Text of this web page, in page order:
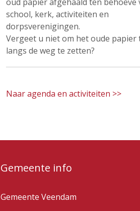
school, kerk, activiteiten en
dorpsverenigingen.
Vergeet u niet om het oude papier
langs de weg te zetten?
Naar agenda en activiteiten >>
Gemeente info
Gemeente Veendam